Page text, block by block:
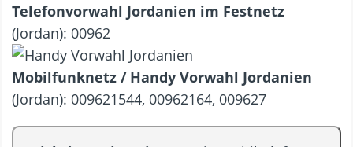
Telefonvorwahl Jordanien im Festnetz
(Jordan): 00962
Mobilfunknetz / Handy Vorwahl Jordanien
(Jordan): 009621544, 00962164, 009627